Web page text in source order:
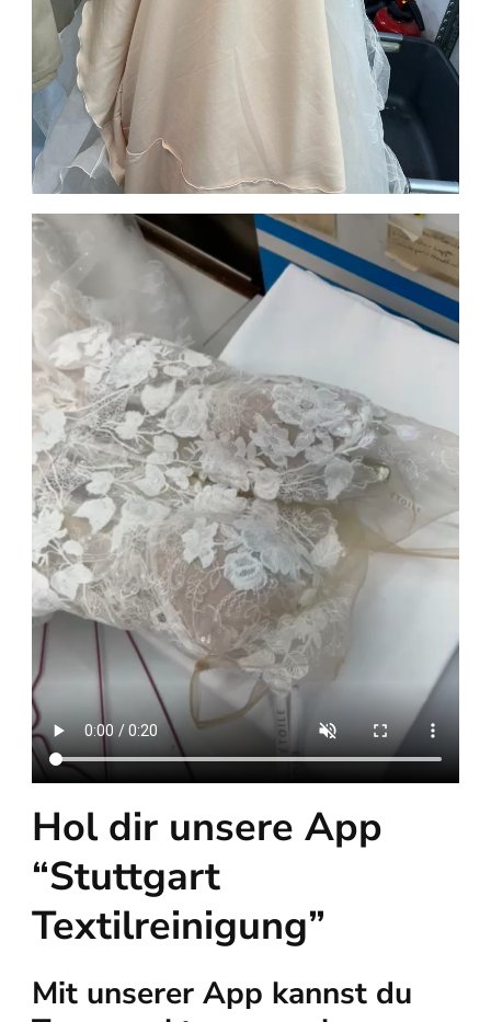
Hol dir unsere App
“Stuttgart
Textilreinigung”
Mit unserer App kannst du